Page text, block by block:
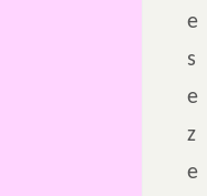
e
s
e
z
e